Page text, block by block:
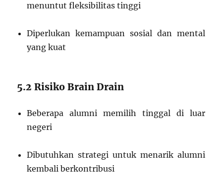
menuntut fleksibilitas tinggi
Diperlukan kemampuan sosial dan mental
yang kuat
5.2 Risiko Brain Drain
Beberapa alumni memilih tinggal di luar
negeri
Dibutuhkan strategi untuk menarik alumni
kembali berkontribusi